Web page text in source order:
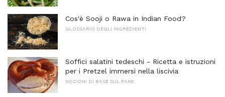
Cos'è Sooji o Rawa in Indian Food?
GLOSSARIO DEGLI INGREDIENTI
Soffici salatini tedeschi - Ricetta e istruzioni
per i Pretzel immersi nella liscivia
NOZIONI DI BASE SUL PANE